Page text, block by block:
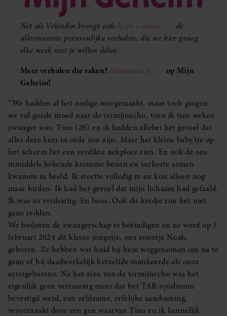
Net als Vriendin brengt ook Mijn Geheim
de
allermooiste persoonlijke verhalen, die we hier graag
elke week met je willen delen.
Meer verhalen die raken? Abonneer je
op Mijn
Geheim!
‘‘We hadden al het nodige meegemaakt, maar toch gingen
we vol goede moed naar de termijnecho, toen ik tien weken
zwanger was. Tino (26) en ik hadden allebei het gevoel dat
alles deze keer in orde zou zijn. Maar het kleine baby’tje op
het scherm liet een verdikte nekplooi zien. En ook de ons
inmiddels bekende kromme benen en verkorte armen
kwamen in beeld. Ik stortte volledig in en kon alleen nog
maar huilen. Ik had het gevoel dat mijn lichaam had gefaald.
Ik was zó verdrietig. En boos. Ook dit kindje zou het niet
gaan redden.
We besloten de zwangerschap te beëindigen en zo werd op 5
februari 2024 dit kleine jongetje, ons zoontje Noah,
geboren. Ze hebben wat huid bij hem weggenomen om na te
gaan of hij daadwerkelijk hetzelfde mankeerde als onze
eerstgeborene. Na het zien van de termijnecho was het
eigenlijk geen verrassing meer dat het TAR-syndroom
bevestigd werd, een zeldzame, erfelijke aandoening,
veroorzaakt door een gen waarvan Tino en ik kennelijk